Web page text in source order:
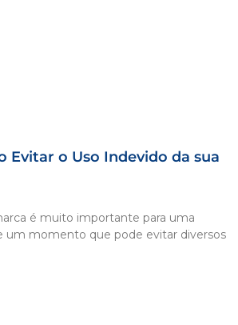
Evitar o Uso Indevido da sua
é muito importante para uma
um momento que pode evitar diversos